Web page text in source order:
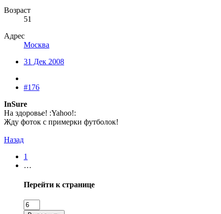
Возраст
51
Адрес
Москва
31 Дек 2008
#176
InSure
На здоровье! :Yahoo!:
Жду фоток с примерки футболок!
Назад
1
…
Перейти к странице